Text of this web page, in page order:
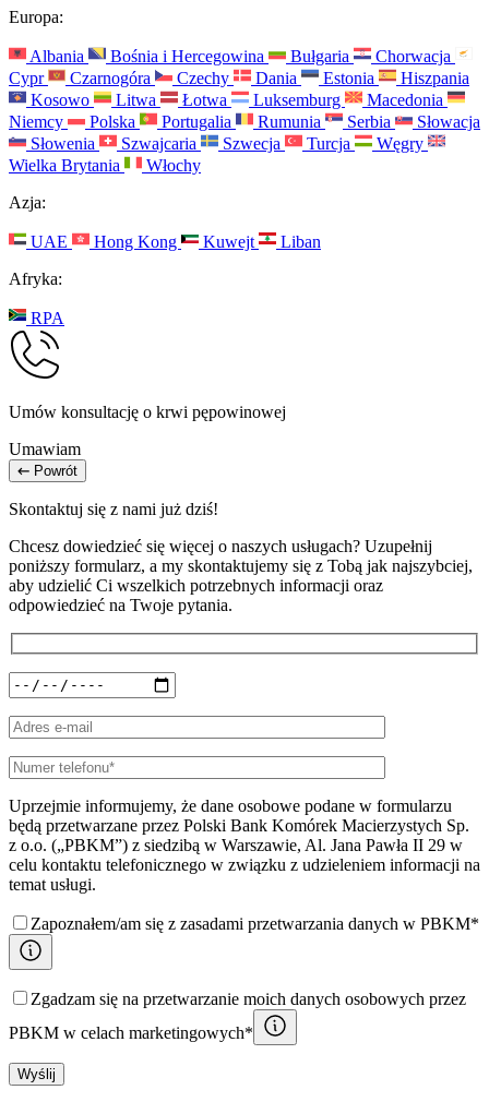
Europa:
Albania Bośnia i Hercegowina Bułgaria
Chorwacja
Cypr
Czarnogóra Czechy Dania Estonia
Hiszpania
Kosowo
Litwa Łotwa Luksemburg
Macedonia
Niemcy
Polska Portugalia Rumunia Serbia
Słowacja
Słowenia
Szwajcaria Szwecja Turcja
Węgry
Wielka Brytania
Włochy
Azja:
UAE Hong Kong Kuwejt
Liban
Afryka:
RPA
Umów konsultację o krwi pępowinowej
Umawiam
Powrót
Skontaktuj się z nami już dziś!
Chcesz dowiedzieć się więcej o naszych usługach? Uzupełnij
poniższy formularz, a my skontaktujemy się z Tobą jak najszybciej,
aby udzielić Ci wszelkich potrzebnych informacji oraz
odpowiedzieć na Twoje pytania.
Uprzejmie informujemy, że dane osobowe podane w formularzu
będą przetwarzane przez Polski Bank Komórek Macierzystych Sp.
z o.o. („PBKM”) z siedzibą w Warszawie, Al. Jana Pawła II 29 w
celu kontaktu telefonicznego w związku z udzieleniem informacji na
temat usługi.
Zapoznałem/am się z zasadami przetwarzania danych w PBKM*
Zgadzam się na przetwarzanie moich danych osobowych przez
PBKM w celach marketingowych*
Wyślij